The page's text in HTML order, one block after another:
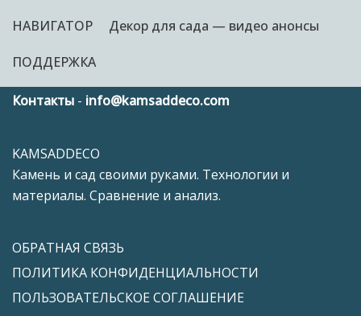
НАВИГАТОР Декор для сада — видео анонсы
ПОДДЕРЖКА
Контакты - info@kamsaddeco.com
KAMSADDECO
Камень и сад своими руками. Технологии и
материалы. Сравнение и анализ.
ОБРАТНАЯ СВЯЗЬ
ПОЛИТИКА КОНФИДЕНЦИАЛЬНОСТИ
ПОЛЬЗОВАТЕЛЬСКОЕ СОГЛАШЕНИЕ